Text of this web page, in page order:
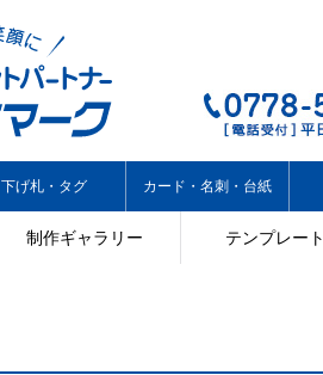
制作ギャラリー テンプレート
下げ札・タグ カード・名刺・台紙